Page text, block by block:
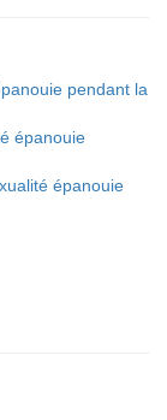
pendant la
épanouie
épanouie